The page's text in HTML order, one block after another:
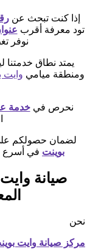
إذا كنت تبحث عن
تود معرفة أقرب
نوفر
يمتد نطاق خدمتنا
ومنطقة ميامي وايت
نحرص فيخدمة
لضمان حصولكم
بوينت في أسرع
صيانة
نحن
مركز صيانة وايت